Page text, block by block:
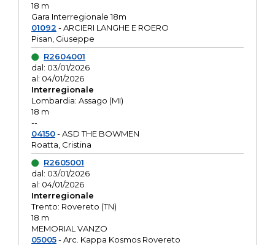
18 m
Gara Interregionale 18m
01092 - ARCIERI LANGHE E ROERO
Pisan, Giuseppe
R2604001
dal: 03/01/2026
al: 04/01/2026
Interregionale
Lombardia: Assago (MI)
18 m
--
04150- ASD THE BOWMEN
Roatta, Cristina
R2605001
dal: 03/01/2026
al: 04/01/2026
Interregionale
Trento: Rovereto (TN)
18 m
MEMORIAL VANZO
05005- Arc. Kappa Kosmos Rovereto